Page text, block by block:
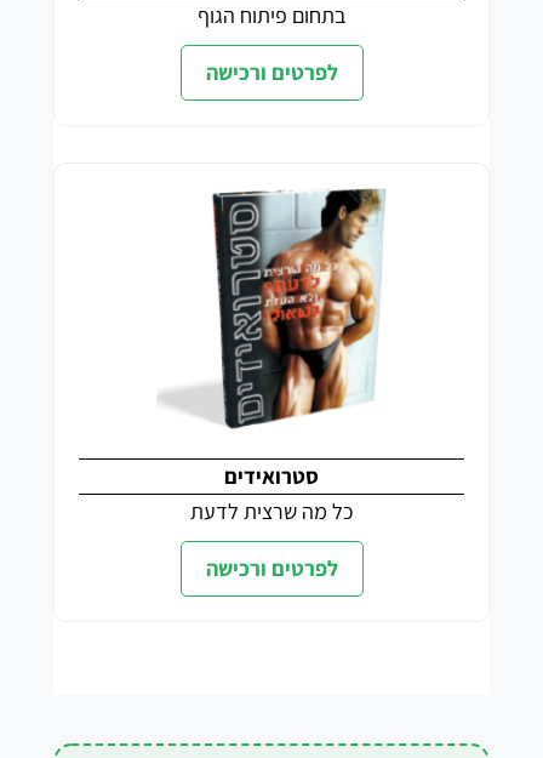
בתחום פיתוח הגוף
לפרטים ורכישה
סטרואידים
כל מה שרצית לדעת
לפרטים ורכישה